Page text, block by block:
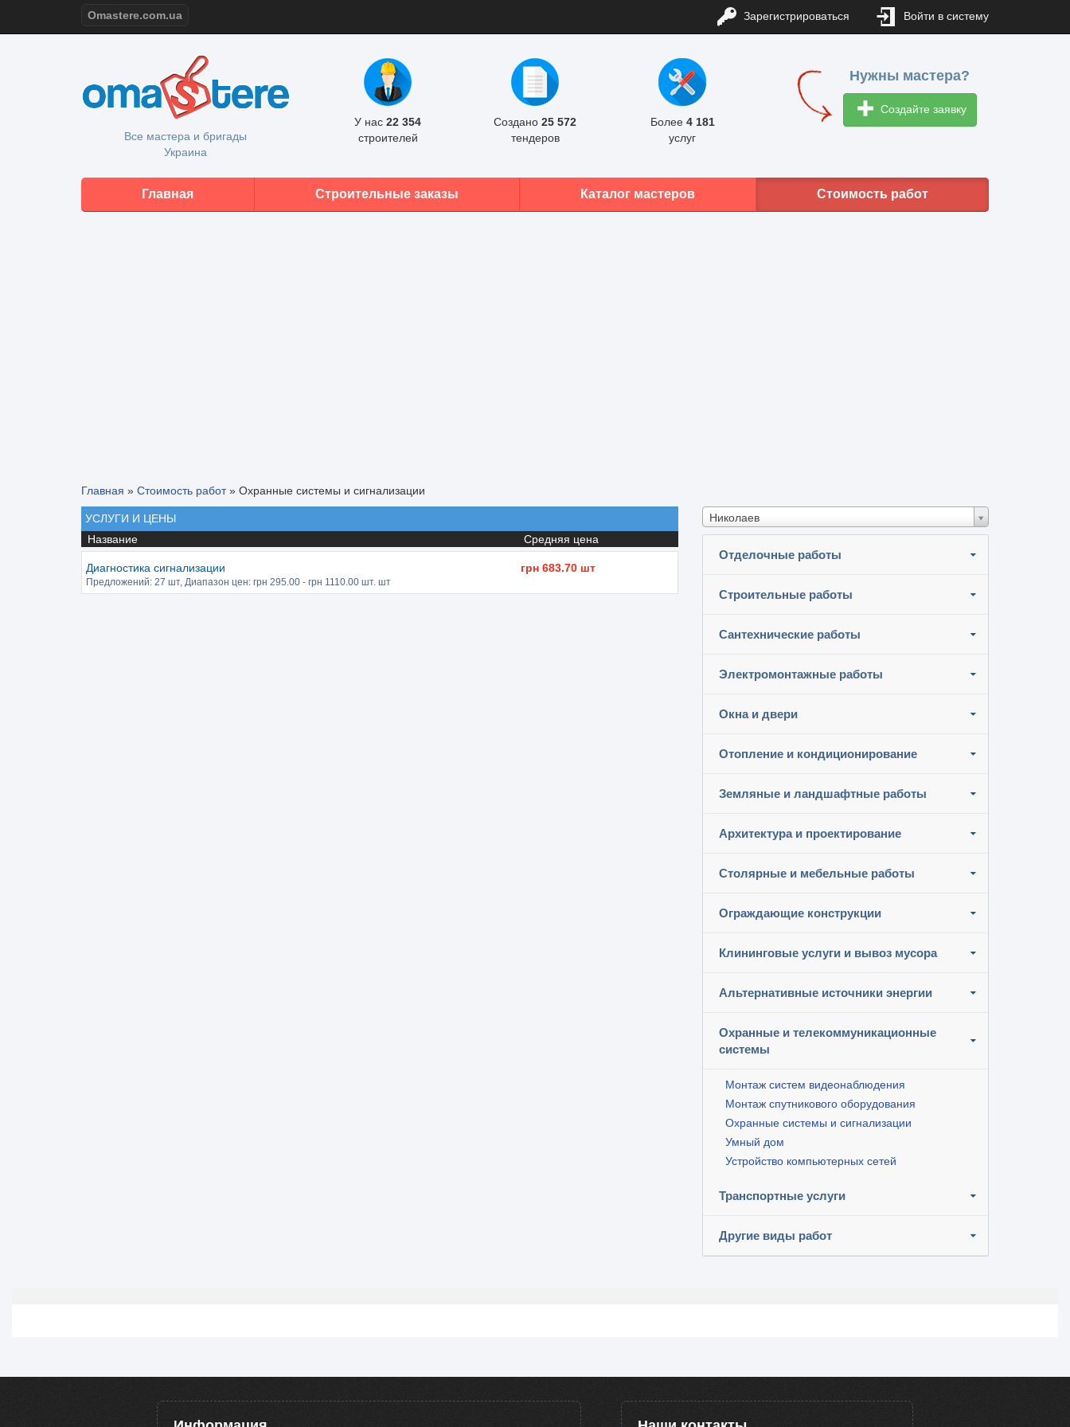
Omastere.com.ua Зарегистрироваться Войти в систему
Все мастера и бригады
Украина
У нас 22 354
строителей
Создано 25 572
тендеров
Более 4 181
услуг
Нужны мастера?
Создайте заявку
Главная Строительные заказы Каталог мастеров Стоимость работ
Главная » Стоимость работ» Охранные системы и сигнализации
Николаев
Отделочные работы
Строительные работы
Сантехнические работы
Электромонтажные работы
Окна и двери
Отопление и кондиционирование
Земляные и ландшафтные работы
Архитектура и проектирование
Столярные и мебельные работы
Ограждающие конструкции
Клининговые услуги и вывоз мусора
Альтернативные источники энергии
Охранные и телекоммуникационные
системы
Монтаж систем видеонаблюдения
Монтаж спутникового оборудования
Охранные системы и сигнализации
Умный дом
Устройство компьютерных сетей
Транспортные услуги
Другие виды работ
УСЛУГИ И ЦЕНЫ
Название
Средняя цена
Диагностика сигнализации
Предложений: 27 шт, Диапазон цен: грн 295.00 - грн 1110.00 шт. шт
грн 683.70 шт